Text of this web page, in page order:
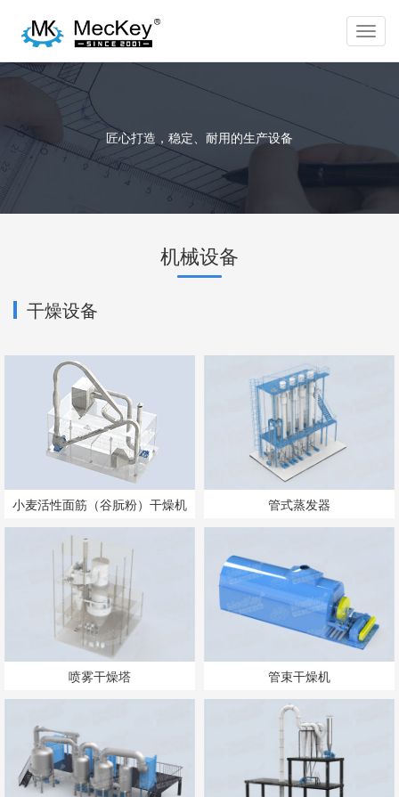
匠心打造，稳定、耐用的生产设备
机械设备
干燥设备
小麦活性面筋（谷朊粉）干燥机 管式蒸发器
喷雾干燥塔 管束干燥机